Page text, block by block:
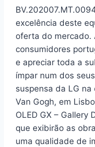
excelência deste
oferta do mercado.
consumidores
e apreciar toda a
ímpar num dos
suspensa da LG
Van Gogh, em
OLED GX – Gallery
que exibirão as
uma qualidade de